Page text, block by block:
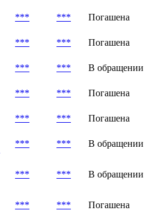
*** ***
Погашена
*** ***
Погашена
*** ***
В обращении
*** ***
Погашена
*** ***
Погашена
*** ***
В обращении
*** *** В обращении
*** ***
Погашена